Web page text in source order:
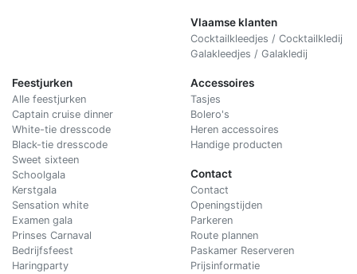
Vlaamse klanten
Cocktailkleedjes / Cocktailkledij
Galakleedjes / Galakledij
Feestjurken
Alle feestjurken
Captain cruise dinner
White-tie dresscode
Black-tie dresscode
Sweet sixteen
Schoolgala
Kerstgala
Sensation white
Examen gala
Prinses Carnaval
Bedrijfsfeest
Haringparty
Accessoires
Tasjes
Bolero's
Heren accessoires
Handige producten
Contact
Contact
Openingstijden
Parkeren
Route plannen
Paskamer Reserveren
Prijsinformatie